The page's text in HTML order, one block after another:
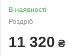
В наявності
Роздріб
11 320 ₴